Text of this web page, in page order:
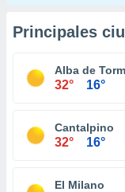
Principales
Alba de
32° 16°
Cantalpino
32° 16°
El Milano